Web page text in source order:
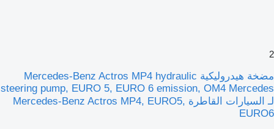
2
مضخة هيدروليكية Mercedes-Benz Actros MP4 hydraulic
steering pump, EURO 5, EURO 6 emission, OM4 Mercedes
لـ السيارات القاطرة Mercedes-Benz Actros MP4, EURO5,
EURO6